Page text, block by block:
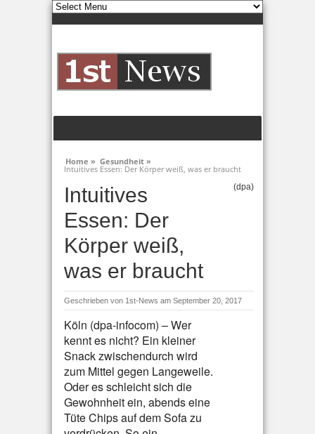
Home » Gesundheit »
Intuitives Essen: Der Körper weiß, was er braucht
Intuitives
Essen: Der
Körper weiß,
was er braucht
(dpa)
Geschrieben von 1st-News am September 20, 2017
Köln (dpa-infocom) – Wer
kennt es nicht? Ein kleiner
Snack zwischendurch wird
zum Mittel gegen Langeweile.
Oder es schleicht sich die
Gewohnheit ein, abends eine
Tüte Chips auf dem Sofa zu